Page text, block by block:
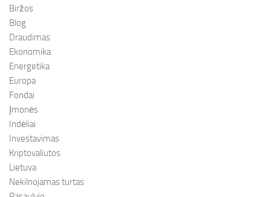
Biržos
Blog
Draudimas
Ekonomika
Energetika
Europa
Fondai
Įmonės
Indėliai
Investavimas
Kriptovaliutos
Lietuva
Nekilnojamas turtas